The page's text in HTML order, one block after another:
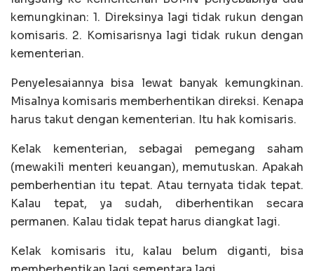
kemungkinan: 1. Direksinya lagi tidak rukun dengan
komisaris. 2. Komisarisnya lagi tidak rukun dengan
kementerian.
Penyelesaiannya bisa lewat banyak kemungkinan.
Misalnya komisaris memberhentikan direksi. Kenapa
harus takut dengan kementerian. Itu hak komisaris.
Kelak kementerian, sebagai pemegang saham
(mewakili menteri keuangan), memutuskan. Apakah
pemberhentian itu tepat. Atau ternyata tidak tepat.
Kalau tepat, ya sudah, diberhentikan secara
permanen. Kalau tidak tepat harus diangkat lagi.
Kelak komisaris itu, kalau belum diganti, bisa